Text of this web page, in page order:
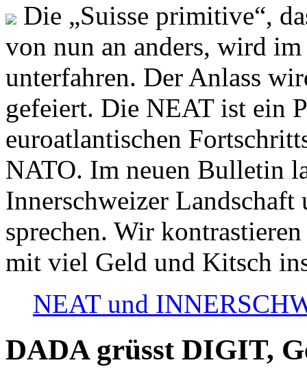
Die „Suisse primitive“,
von nun an anders, wird
unterfahren. Der Anlass
gefeiert. Die NEAT ist ein
euroatlantischen
NATO. Im neuen Bulletin
Innerschweizer
sprechen. Wir
mit viel Geld und Kitsch
NEAT und
DADA grüsst DIGIT,